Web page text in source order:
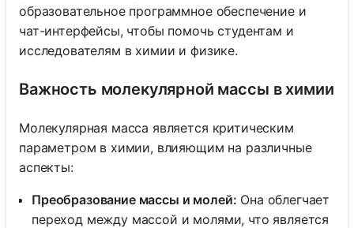
образовательное программное обеспечение и
чат-интерфейсы, чтобы помочь студентам и
исследователям в химии и физике.
Важность молекулярной массы в химии
Молекулярная масса является критическим
параметром в химии, влияющим на различные
аспекты:
Преобразование массы и молей: Она облегчает
переход между массой и молями, что является